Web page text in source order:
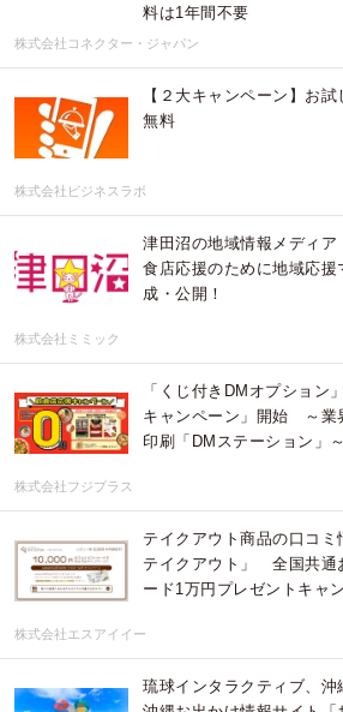
料は1年間不要
株式会社コネクター・ジャパン
【２大キャンペーン】お
無料
株式会社ビジネスラボ
津田沼の地域情報メディア
食店応援のために地域応援
成・公開！
株式会社ミミック
「くじ付きDMオプション
キャンペーン」開始 ～業
印刷「DMステーション」～
株式会社フジプラス
テイクアウト商品の口コミ
テイクアウト」 全国共通
ード1万円プレゼントキャ
株式会社エスアイイー
琉球インタラクティブ、